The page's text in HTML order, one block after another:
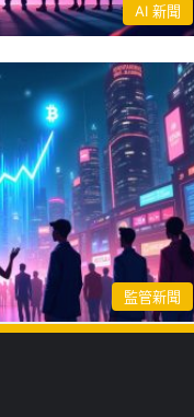
AI 新聞
監管新聞